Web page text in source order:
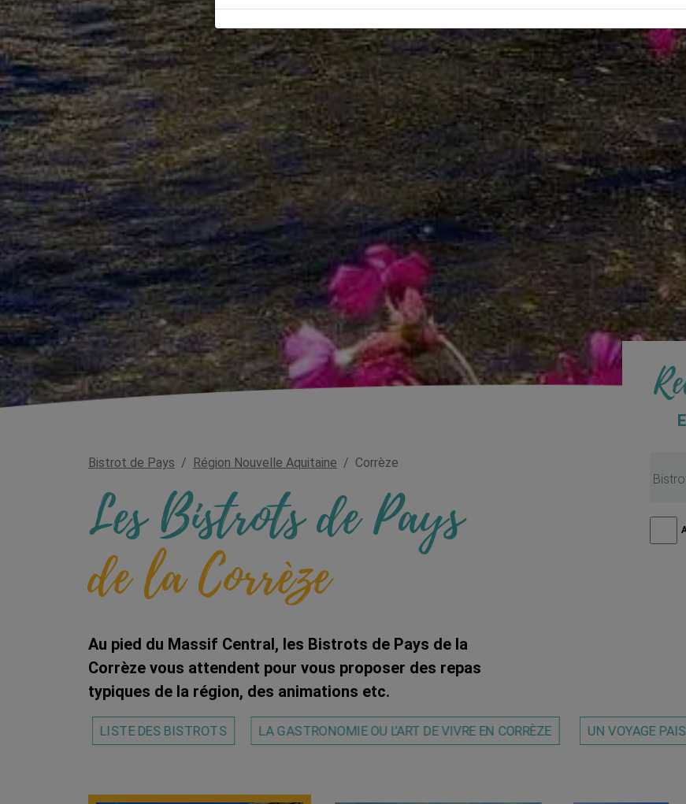
Bistrot de Pays Région Nouvelle Aquitaine Corrèze
Les Bistrots de Pays
de la Corrèze
Au pied du Massif Central, les Bistrots de Pays de la
Corrèze vous attendent pour vous proposer des repas
typiques de la région, des animations etc.
LISTE DES BISTROTS LA GASTRONOMIE OU L’ART DE VIVRE EN CORRÈZE UN VOYAGE